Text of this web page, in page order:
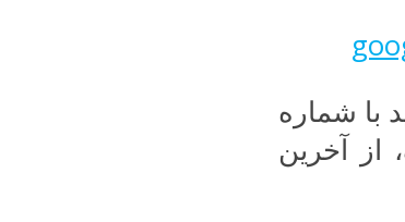
با شماره
از آخرین